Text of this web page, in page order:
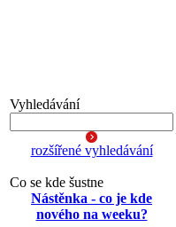
Vyhledávání
rozšířené vyhledávání
Co se kde šustne
Nástěnka - co je kde
nového na weeku?